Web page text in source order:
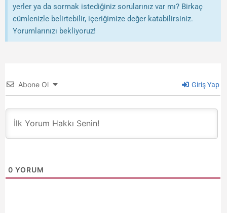
yerler ya da sormak istediğiniz sorularınız var mı? Birkaç
cümlenizle belirtebilir, içeriğimize değer katabilirsiniz.
Yorumlarınızı bekliyoruz!
Abone Ol Giriş Yap
0 YORUM